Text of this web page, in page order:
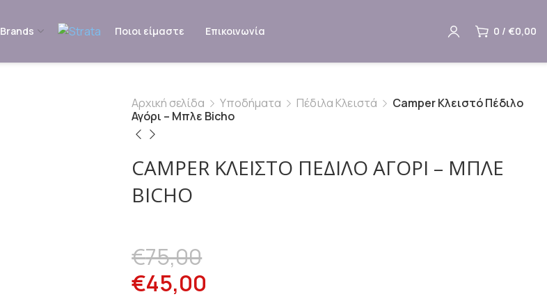
Brands Ποιοι είμαστε Επικοινωνία 0 / €0,00
Αρχική σελίδα Υποδήματα Πέδιλα Κλειστά
Camper Κλειστό Πέδιλο
Αγόρι – Μπλε Bicho
CAMPER ΚΛΕΙΣΤΌ ΠΈΔΙΛΟ ΑΓΌΡΙ – ΜΠΛΕ
BICHO
€75,00
€45,00